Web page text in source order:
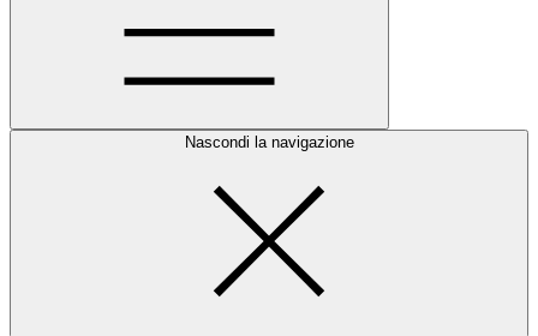
Nascondi la navigazione